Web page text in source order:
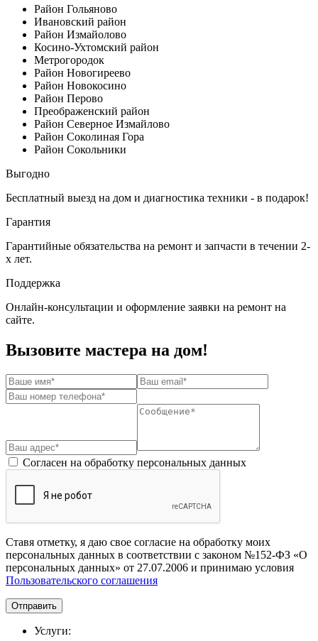
Район Гольяново
Ивановский район
Район Измайолово
Косино-Ухтомский район
Метрогородок
Район Новогиреево
Район Новокосино
Район Перово
Преображенский район
Район Северное Измайлово
Район Соколиная Гора
Район Сокольники
Выгодно
Бесплатный выезд на дом и диагностика техники - в подарок!
Гарантия
Гарантийные обязательства на ремонт и запчасти в течении 2-
х лет.
Поддержка
Онлайн-консультации и оформление заявки на ремонт на
сайте.
Вызовите мастера на дом!
Согласен на обработку персональных данных
Ставя отметку, я даю свое согласие на обработку моих
персональных данных в соответствии с законом №152-ФЗ «О
персональных данных» от 27.07.2006 и принимаю условия
Пользовательского соглашения
Отправить
Услуги: